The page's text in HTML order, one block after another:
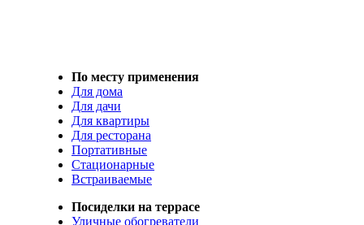
По месту применения
Для дома
Для дачи
Для квартиры
Для ресторана
Портативные
Стационарные
Встраиваемые
Посиделки на террасе
Уличные обогреватели